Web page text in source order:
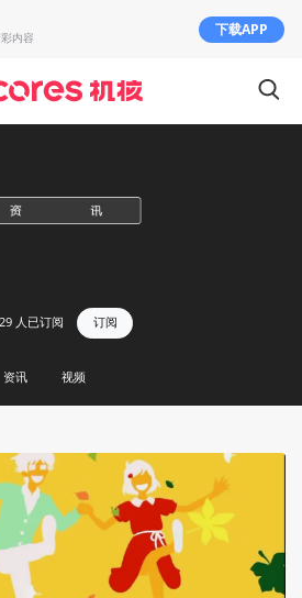
人已订阅 订阅
资讯 视频
内容 下载APP